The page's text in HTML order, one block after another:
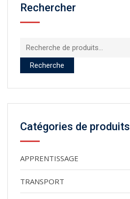
Rechercher
Recherche
pour :
Recherche
Catégories de produits
APPRENTISSAGE
TRANSPORT